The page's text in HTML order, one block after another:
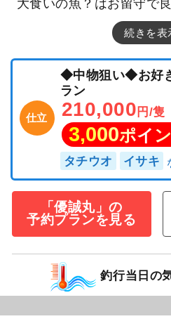
大食いの魚？はお留守で
続きを表
仕立
◆中物狙い◆お好
ラン
210,000 円/隻
3,000ポイ
タチウオ イサキ
「優誠丸」の
予約プランを見る
釣行当日の